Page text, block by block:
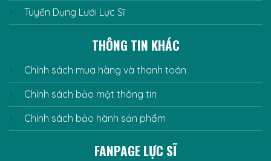
Tuyển Dụng Lưới Lực Sĩ
THÔNG TIN KHÁC
Chính sách mua hàng và thanh toán
Chính sách bảo mật thông tin
Chính sách bảo hành sản phẩm
FANPAGE LỰC SĨ